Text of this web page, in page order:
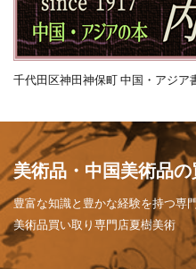
千代田区神田神保町 中国・アジア
美術品・中国美術品
豊富な知識と豊かな経験を持つ専
美術品買い取り専門店夏樹美術